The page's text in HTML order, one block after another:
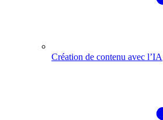
Création de contenu avec l’IA